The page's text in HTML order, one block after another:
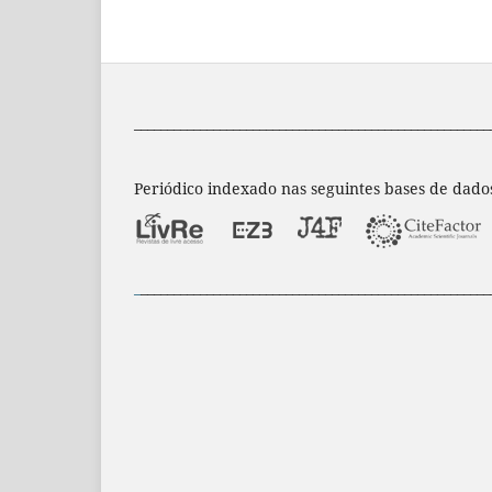
Periódico indexado nas seguintes bases de